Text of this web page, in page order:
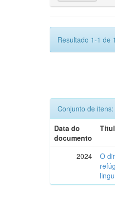
Resultado 1-1 de
Conjunto de itens:
Data do
documento
2024
O